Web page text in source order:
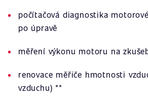
počítačová diagnostika
po úpravě
měření výkonu motoru na
renovace měřiče hmotnosti
vzduchu) **